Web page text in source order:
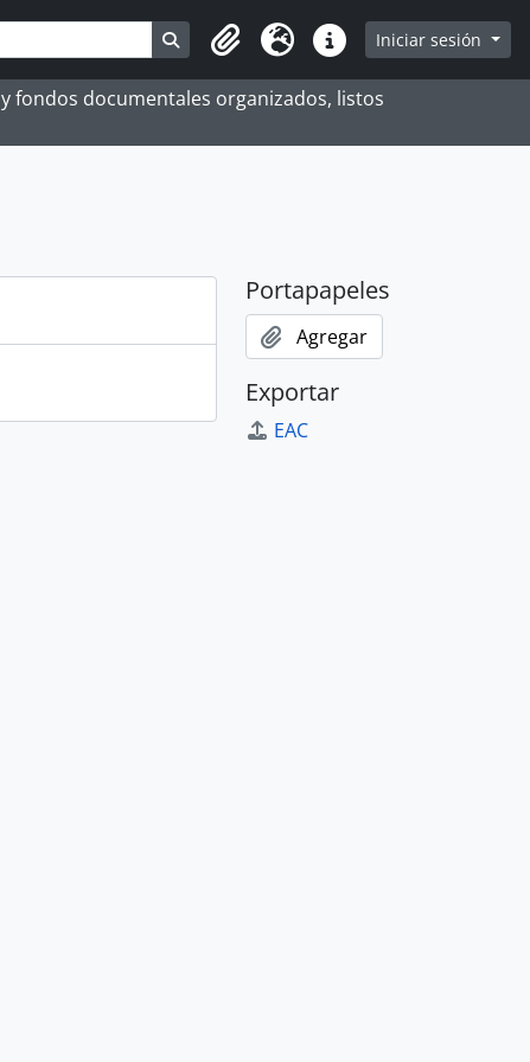
Search in browse page
Portapapeles
Idioma Enlaces rápidos
Iniciar sesión
fondos documentales organizados, listos
Portapapeles
Agregar
Exportar
EAC